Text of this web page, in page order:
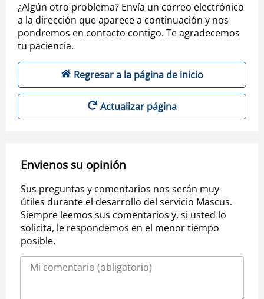
¿Algún otro problema? Envía un correo electrónico
a la dirección que aparece a continuación y nos
pondremos en contacto contigo. Te agradecemos
tu paciencia.
Regresar a la página de inicio
Actualizar página
Envienos su opinión
Sus preguntas y comentarios nos serán muy
útiles durante el desarrollo del servicio Mascus.
Siempre leemos sus comentarios y, si usted lo
solicita, le respondemos en el menor tiempo
posible.